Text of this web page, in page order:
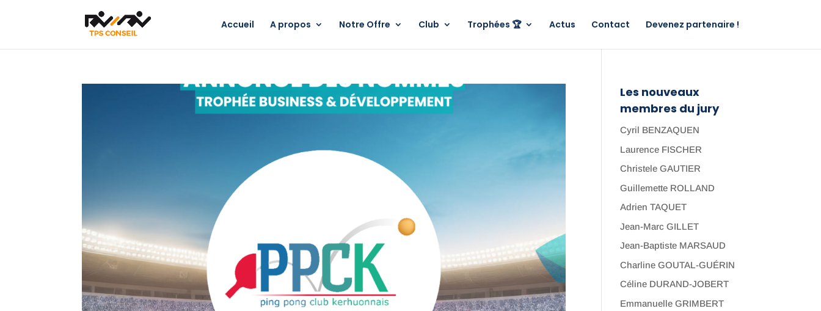
Accueil A propos Notre Offre Club Trophées 🏆 Actus Contact Devenez partenaire !
Les nouveaux
membres du jury
Cyril BENZAQUEN
Laurence FISCHER
Christele GAUTIER
Guillemette ROLLAND
Adrien TAQUET
Jean-Marc GILLET
Jean-Baptiste MARSAUD
Charline GOUTAL-GUÉRIN
Céline DURAND-JOBERT
Emmanuelle GRIMBERT